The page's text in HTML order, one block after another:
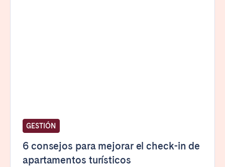
GESTIÓN
6 consejos para mejorar el check-in de
apartamentos turísticos